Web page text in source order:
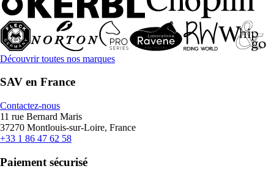
Découvrir toutes nos marques
SAV en France
Contactez-nous
11 rue Bernard Maris
37270 Montlouis-sur-Loire, France
+33 1 86 47 62 58
Paiement sécurisé